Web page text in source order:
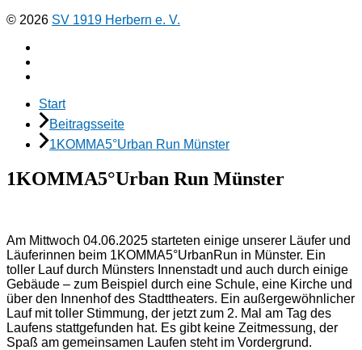
© 2026 SV 1919 Herbern e. V.
Start
Beitragsseite
1KOMMA5°Urban Run Münster
1KOMMA5°Urban Run Münster
Am Mittwoch 04.06.2025 starteten einige unserer Läufer und
Läuferinnen beim 1KOMMA5°UrbanRun in Münster. Ein
toller Lauf durch Münsters Innenstadt und auch durch einige
Gebäude – zum Beispiel durch eine Schule, eine Kirche und
über den Innenhof des Stadttheaters. Ein außergewöhnlicher
Lauf mit toller Stimmung, der jetzt zum 2. Mal am Tag des
Laufens stattgefunden hat. Es gibt keine Zeitmessung, der
Spaß am gemeinsamen Laufen steht im Vordergrund.